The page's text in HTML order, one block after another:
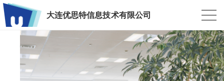
大连优思特信息技术有限公司